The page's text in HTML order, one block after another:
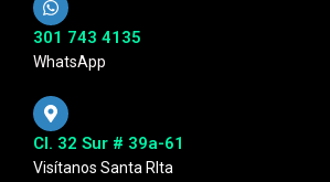
301 743 4135
WhatsApp
Cl. 32 Sur # 39a-61
Visítanos Santa RIta